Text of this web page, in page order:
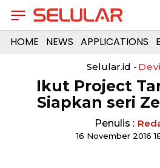
HOME NEWS APPLICATIONS
Selular.id -
Ikut Project
Siapkan seri
Penulis :
16 November 2016